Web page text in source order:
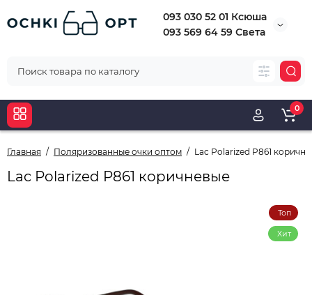
093 030 52 01 Ксюша
093 569 64 59 Света
0
Главная Поляризованные очки оптом Lac Рolarized P861
Lac Рolarized P861 коричневые
Топ
Хит